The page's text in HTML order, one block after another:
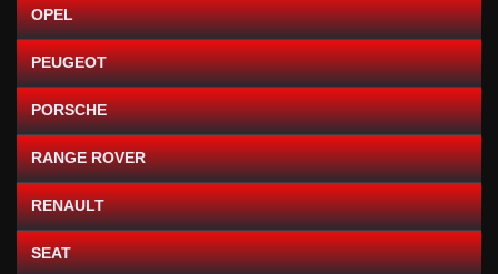
OPEL
PEUGEOT
PORSCHE
RANGE ROVER
RENAULT
SEAT